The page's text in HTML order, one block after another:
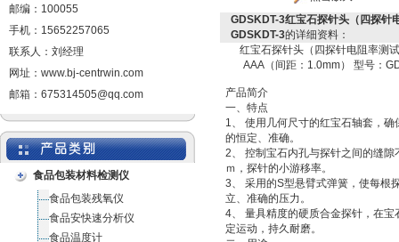
邮编：100055
手机：15652257065
联系人：刘经理
网址：www.bj-centrwin.com
邮箱：675314505@qq.com
食品包装材料检测仪
食品包装残氧仪
食品安快速分析仪
食品温度计
GDSKDT-3红宝石探针头（四探
GDSKDT-3的详细资料：
红宝石探针头（四探针电阻率测
AAA（间距：1.0mm） 型号：
产品简介
一、特点
1、 使用几何尺寸的红宝石轴套，确
的恒定、准确。
2、 控制宝石内孔与探针之间的缝隙
ｍ，探针的小游移率。
3、 采用的S型悬臂式弹簧，使每根
立、准确的压力。
4、 量具精度的硬质合金探针，在宝
定运动，持久耐磨。